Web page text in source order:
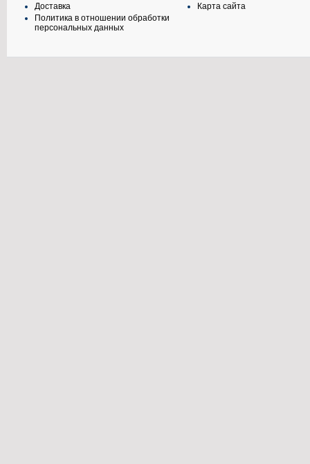
Доставка
Политика в отношении обработки
персональных данных
Карта сайта